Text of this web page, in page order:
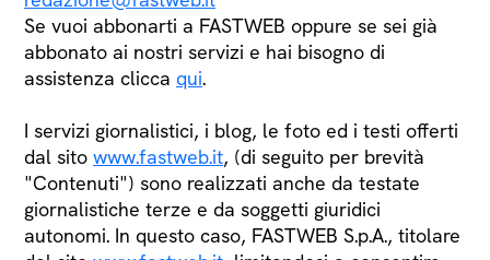
Se vuoi abbonarti a FASTWEB oppure se sei già
abbonato ai nostri servizi e hai bisogno di
assistenza clicca qui.
I servizi giornalistici, i blog, le foto ed i testi offerti
dal sito www.fastweb.it, (di seguito per brevità
"Contenuti") sono realizzati anche da testate
giornalistiche terze e da soggetti giuridici
autonomi. In questo caso, FASTWEB S.p.A., titolare